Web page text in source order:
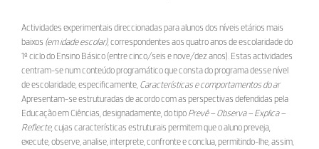
Actividades experimentais direccionadas para alunos dos níveis etários mais
baixos (em idade escolar), correspondentes aos quatro anos de escolaridade do
1º ciclo do Ensino Básico (entre cinco/seis e nove/dez anos). Estas actividades
centram-senum conteúdo programáticoque consta do programa desse nível
de escolaridade, especificamente, Características e comportamentos do ar
Apresentam-se estruturadas de acordo com as perspectivas defendidas pela
Educação em Ciências, designadamente, do tipo Prevê – Observa – Explica –
Reflecte, cujas características estruturais permitem que o aluno preveja,
execute, observe, analise, interprete, confronte e conclua, permitindo-lhe, assim,